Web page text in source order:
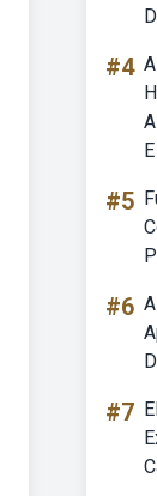
#4
#5
#6
#7